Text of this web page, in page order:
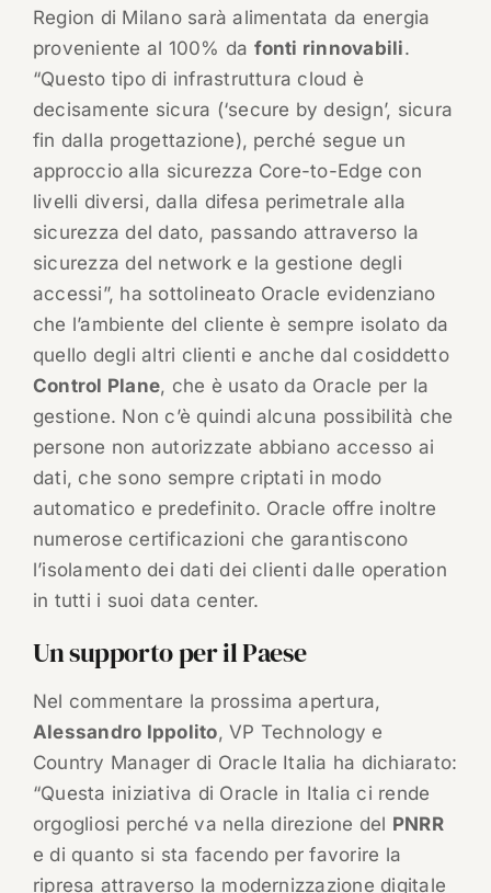
Region di Milano sarà alimentata da energia
proveniente al 100% da fonti rinnovabili.
“Questo tipo di infrastruttura cloud è
decisamente sicura (‘secure by design’, sicura
fin dalla progettazione), perché segue un
approccio alla sicurezza Core-to-Edge con
livelli diversi, dalla difesa perimetrale alla
sicurezza del dato, passando attraverso la
sicurezza del network e la gestione degli
accessi”, ha sottolineato Oracle evidenziano
che l’ambiente del cliente è sempre isolato da
quello degli altri clienti e anche dal cosiddetto
Control Plane, che è usato da Oracle per la
gestione. Non c’è quindi alcuna possibilità che
persone non autorizzate abbiano accesso ai
dati, che sono sempre criptati in modo
automatico e predefinito. Oracle offre inoltre
numerose certificazioni che garantiscono
l’isolamento dei dati dei clienti dalle operation
in tutti i suoi data center.
Un supporto per il Paese
Nel commentare la prossima apertura,
Alessandro Ippolito, VP Technology e
Country Manager di Oracle Italia ha dichiarato:
“Questa iniziativa di Oracle in Italia ci rende
orgogliosi perché va nella direzione del PNRR
e di quanto si sta facendo per favorire la
ripresa attraverso la modernizzazione digitale